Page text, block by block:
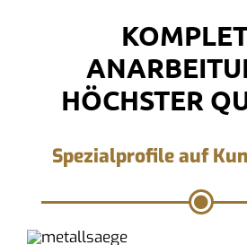
HÖCHSTER
Spezialprofile auf